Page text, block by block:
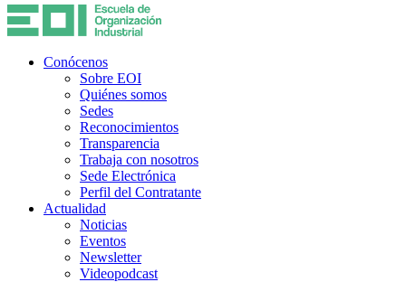
Conócenos
Sobre EOI
Quiénes somos
Sedes
Reconocimientos
Transparencia
Trabaja con nosotros
Sede Electrónica
Perfil del Contratante
Actualidad
Noticias
Eventos
Newsletter
Videopodcast